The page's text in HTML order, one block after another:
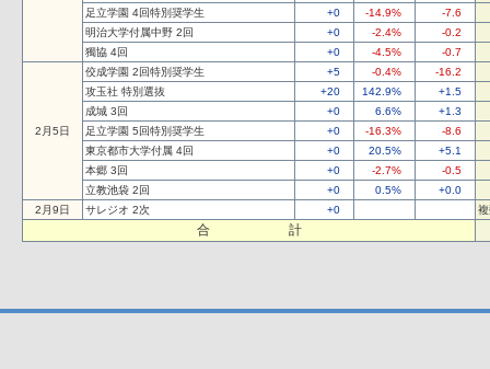
足立学園 4回特別奨学生
+0 -14.9%
-7.6
明治大学付属中野 2回
+0 -2.4%
-0.2
獨協 4回
+0 -4.5% -0.7
2月5日
佼成学園 2回特別奨学生 +5 -0.4%
-16.2
攻玉社 特別選抜
+20 142.9%
+1.5
成城 3回
+0 6.6%
+1.3
足立学園 5回特別奨学生
+0 -16.3%
-8.6
東京都市大学付属 4回
+0 20.5%
+5.1
本郷 3回
+0 -2.7%
-0.5
立教池袋 2回
+0 0.5%
+0.0
2月9日
サレジオ 2次 +0
合 計